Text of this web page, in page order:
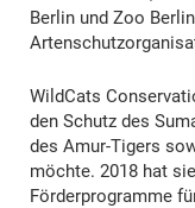
Berlin und Zoo
WildCats
den Schutz des
des Amur-Tigers
möchte. 2018 hat
Förderprogramme